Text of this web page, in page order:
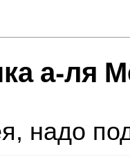
а-ля
надо